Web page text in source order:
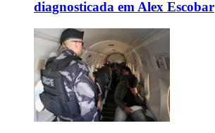
diagnosticada em Alex Escobar